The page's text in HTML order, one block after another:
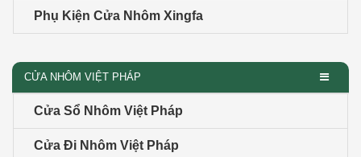
Phụ Kiện Cửa Nhôm Xingfa
CỬA NHÔM VIỆT PHÁP
Cửa Sổ Nhôm Việt Pháp
Cửa Đi Nhôm Việt Pháp